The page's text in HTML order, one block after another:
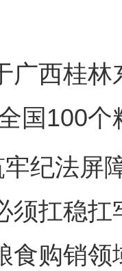
桂林东
国100
纪法屏障
须扛稳
食购销